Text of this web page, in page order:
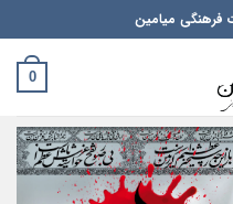
فرهنگی میامین
0